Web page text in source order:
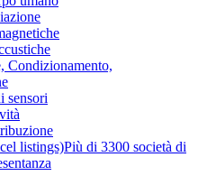
Condizionamento,
sensori
listings)Più di 3300 società di